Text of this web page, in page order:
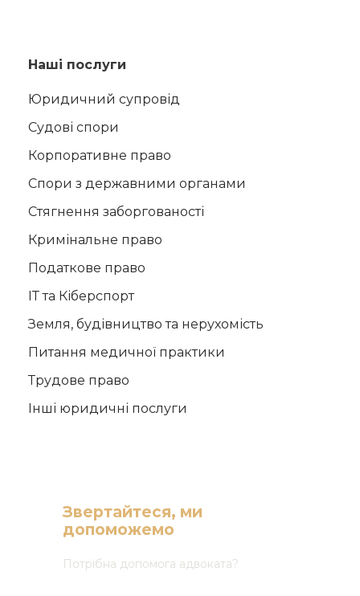
Наші послуги
Юридичний супровід
Судові спори
Корпоративне право
Спори з державними органами
Стягнення заборгованості
Кримінальне право
Податкове право
ІТ та Кіберспорт
Земля, будівництво та нерухомість
Питання медичної практики
Трудове право
Інші юридичні послуги
Звертайтеся, ми
допоможемо
Потрібна допомога адвоката?